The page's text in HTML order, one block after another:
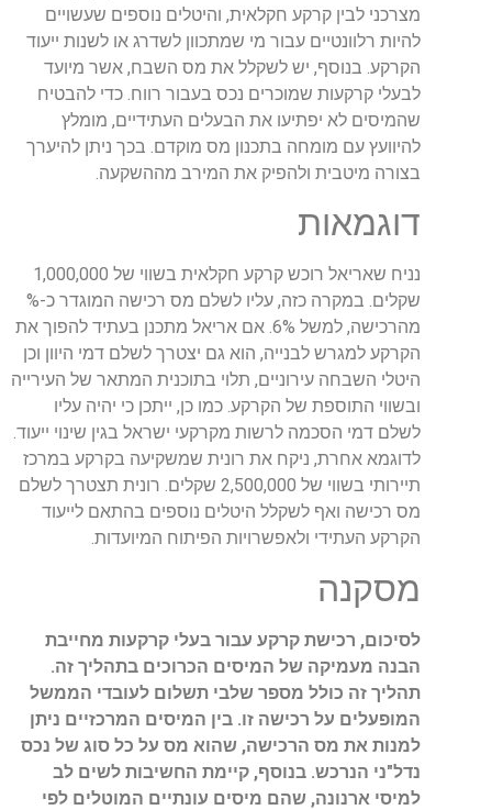
מצרכני לבין קרקע חקלאית, והיטלים נוספים שעשויים
להיות רלוונטיים עבור מי שמתכוון לשדרג או לשנות ייעוד
הקרקע. בנוסף, יש לשקלל את מס השבח, אשר מיועד
לבעלי קרקעות שמוכרים נכס בעבור רווח. כדי להבטיח
שהמיסים לא יפתיעו את הבעלים העתידיים, מומלץ
להיוועץ עם מומחה בתכנון מס מוקדם. בכך ניתן להיערך
בצורה מיטבית ולהפיק את המירב מההשקעה.
דוגמאות
נניח שאריאל רוכש קרקע חקלאית בשווי של 1,000,000
שקלים. במקרה כזה, עליו לשלם מס רכישה המוגדר כ-%
מהרכישה, למשל 6%. אם אריאל מתכנן בעתיד להפוך את
הקרקע למגרש לבנייה, הוא גם יצטרך לשלם דמי היוון וכן
היטלי השבחה עירוניים, תלוי בתוכנית המתאר של העירייה
ובשווי התוספת של הקרקע. כמו כן, ייתכן כי יהיה עליו
לשלם דמי הסכמה לרשות מקרקעי ישראל בגין שינוי ייעוד.
לדוגמא אחרת, ניקח את רונית שמשקיעה בקרקע במרכז
תיירותי בשווי של 2,500,000 שקלים. רונית תצטרך לשלם
מס רכישה ואף לשקלל היטלים נוספים בהתאם לייעוד
הקרקע העתידי ולאפשרויות הפיתוח המיועדות.
מסקנה
לסיכום, רכישת קרקע עבור בעלי קרקעות מחייבת
הבנה מעמיקה של המיסים הכרוכים בתהליך זה.
תהליך זה כולל מספר שלבי תשלום לעובדי הממשל
המופעלים על רכישה זו. בין המיסים המרכזיים ניתן
למנות את מס הרכישה, שהוא מס על כל סוג של נכס
נדל"ני הנרכש. בנוסף, קיימת החשיבות לשים לב
למיסי ארנונה, שהם מיסים עונתיים המוטלים לפי